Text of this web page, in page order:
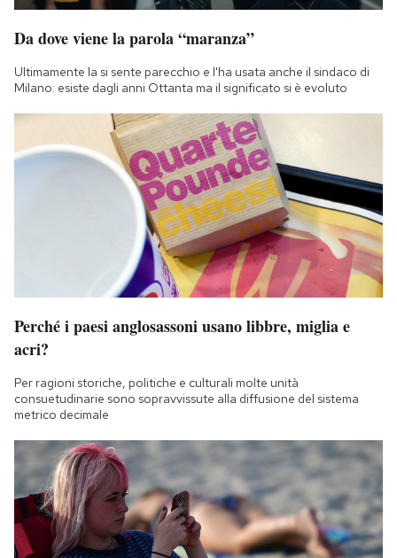
Da dove viene la parola “maranza”
Ultimamente la si sente parecchio e l'ha usata anche il sindaco di
Milano: esiste dagli anni Ottanta ma il significato si è evoluto
Perché i paesi anglosassoni usano libbre, miglia e
acri?
Per ragioni storiche, politiche e culturali molte unità
consuetudinarie sono sopravvissute alla diffusione del sistema
metrico decimale